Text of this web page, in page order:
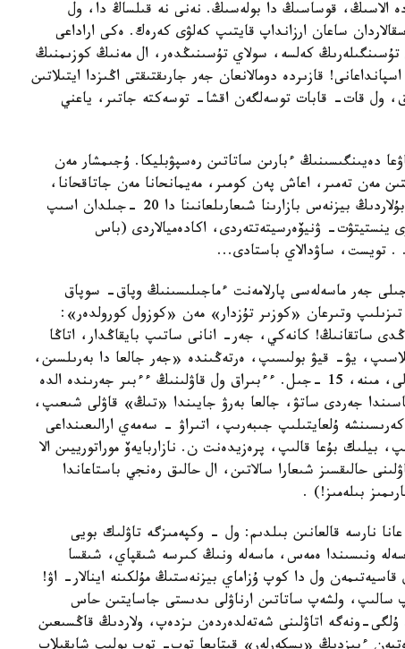
قوساسىڭ دا بولەسىڭ. نەنى نە قىلساڭ دا، ول
ساعان ارزانداپ قايتىپ كەلۋى كەرەك. ەكى اراداعى
كەلسە، سولاي تۇسىنىڭدەر، ال مەنىڭ كوزىمنىڭ
قازىردە دومالانعان جەر جارىقتىقتى اڭىزدا ايتىلاتىن
ول قات- قابات توسەلگەن اقشا- توسەكتە جاتىر، ياعني
دەيىنگىسىنىڭ ءبارىن ساتاتىن رەسپۋبليكا. ۇجىمشار مەن
مەن تەمىر، اعاش پەن كومىر، مەيمانحانا مەن جاتاقحانا،
ناۋبايحانا مەن اسحانا، مەكتەپ پەن بالاباقشا... بۇلاردىڭ بيزنەس بازارىنا شىعارىلعانىنا دا 20 -جىلدان اسىپ
ينستيتۋت- ۋنيۆەرسيتەتتەردى، اكادەميالاردى (باس
. تويست، ساۋدالاي باستادى...
كۇنگە ەستەرىڭىزدە شىعار، سوناۋ 2000 -جىلى جەر ماسەلەسى پارلامەنت ءماجىلىسىنىڭ وپاق- سوپاق
تىزىلىپ وتىرعان «كوزىر تۇزدار» مەن «كوزول كورولدەر»:
ساتقانىڭ! كانەكي، جەر- انانى ساتىپ بايقاڭدار، اتاڭا
يۋ- قيۋ بولىسىپ، ەرتەڭىندە «جەر جالعا دا بەرىلسىن،
ساتىلسىن دا!» دەپ ءبىراۋىزدان قاۋلى قابىلداعالى، مىنە، 15 -جىل. ءءبىراق ول قاۋلىنىڭ ءءبىر جەرىندە الدە
جەردى ساتۋ، جالعا بەرۋ جايىندا «تىڭ» قاۋلى شىعىپ،
ۇلعايتىلىپ جىبەرىپ، اتىراۋ - سەمەي ارالىعىنداعى
بيلىك بۇعا قالىپ، پرەزيدەنت ن. نازاربايەۆ موراتورييىن الا
حالىقسىز شىعارا سالاتىن، ال حالىق رەنجي باستاعاندا
بىلەمىز!) .
نارسە قالعانىن بىلدىم: ول - وكپەمىزگە تاۋلىك بويى
ونىسىندا ەمەس، ماسەلە ونىڭ كىرسە شىقپاي، شىقسا
ول دا كوپ ۇزاماي بيزنەستىڭ مۇلكىنە اينالار- اۋ!
سالىپ، ولشەپ ساتاتىن ارناۋلى ىدىستى جاسايتىن حاس
ۇلگى-ونەگە اتاۋلىنى شەتەلدەردەن ىزدەپ، ولاردىڭ قاڭسىعىن